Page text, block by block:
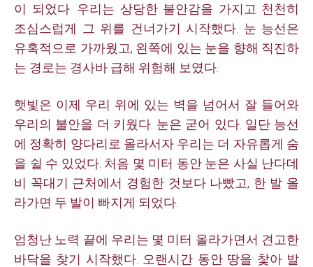
이 되었다. 우리는 상당한 불안감을 가지고 천천히
조심스럽게 그 위를 건너가기 시작했다. 눈 능선은
유혹적으로 가까웠고, 왼쪽에 있는 눈을 향해 직진하
는 경로는 경사바 급해 위험해 보였다.
햇빛은 이제 우리 위에 있는 벽을 넘어서 잘 들어와
우리의 불안을 더 키웠다. 눈은 굳어 있다. 일단 능선
에 정확히 양다리로 올라서자 우리는 더 자유롭게 숨
을 쉴 수 있었다. 처음 몇 미터 동안 눈은 사실 난다데
비 꼭대기 근처에서 경험한 것보다 나빴고, 한 발 올
라가면 두 발이 빠지게 되었다.
엄청난 노력 끝에 우리는 몇 미터 올라가면서 견고한
바닥을 찾기 시작했다. 오랜시간 동안 땅을 찿아 발